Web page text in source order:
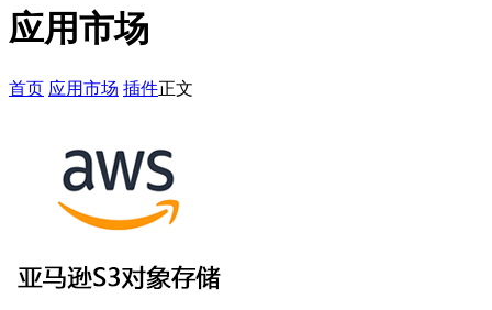
应用市场
首页 应用市场 插件正文